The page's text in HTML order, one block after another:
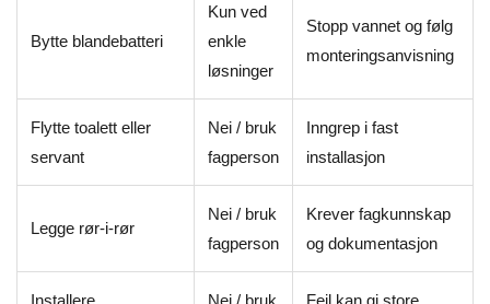
Bytte blandebatteri
Kun ved
enkle
løsninger
Stopp vannet og følg
monteringsanvisning
Flytte toalett eller
servant
Nei / bruk
fagperson
Inngrep i fast
installasjon
Legge rør-i-rør
Nei / bruk
fagperson
Krever fagkunnskap
og dokumentasjon
Installere
Nei / bruk
Feil kan gi store